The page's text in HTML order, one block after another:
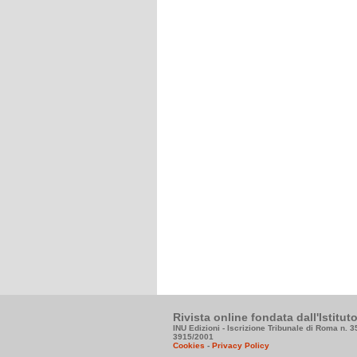
Rivista online fondata
INU Edizioni - Iscrizione Tribunale di Roma n.
3915/2001
Cookies - Privacy Policy